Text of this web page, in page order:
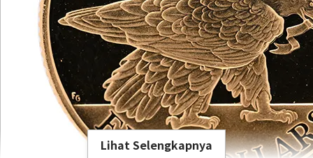
Lihat Selengkapnya